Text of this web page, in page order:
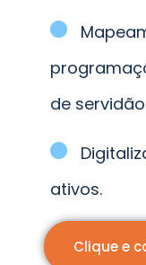
de
ativos.
Clique e